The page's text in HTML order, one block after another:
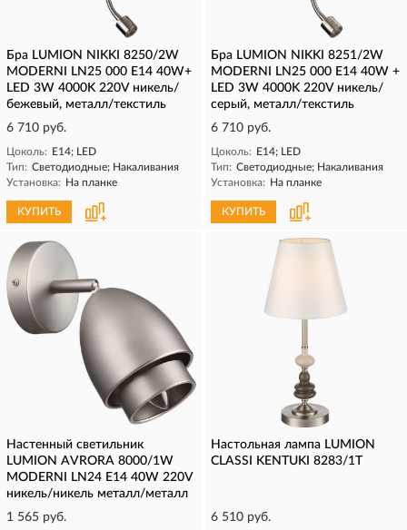
Бра LUMION NIKKI 8250/2W
MODERNI LN25 000 Е14 40W+
LED 3W 4000K 220V никель/
бежевый, металл/текстиль
6 710 руб.
Цоколь: E14; LED
Тип: Светодиодные; Накаливания
Установка: На планке
КУПИТЬ
Бра LUMION NIKKI 8251/2W
MODERNI LN25 000 Е14 40W +
LED 3W 4000K 220V никель/
серый, металл/текстиль
6 710 руб.
Цоколь: E14; LED
Тип: Светодиодные; Накаливания
Установка: На планке
КУПИТЬ
Настенный светильник
LUMION AVRORA 8000/1W
MODERNI LN24 Е14 40W 220V
никель/никель металл/металл
1 565 руб.
Настольная лампа LUMION
CLASSI KENTUKI 8283/1T
6 510 руб.